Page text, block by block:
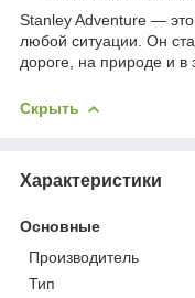
Stanley Adventure —
любой ситуации. Он
дороге, на природе и в
Скрыть
Характеристики
Основные
Производитель
Тип